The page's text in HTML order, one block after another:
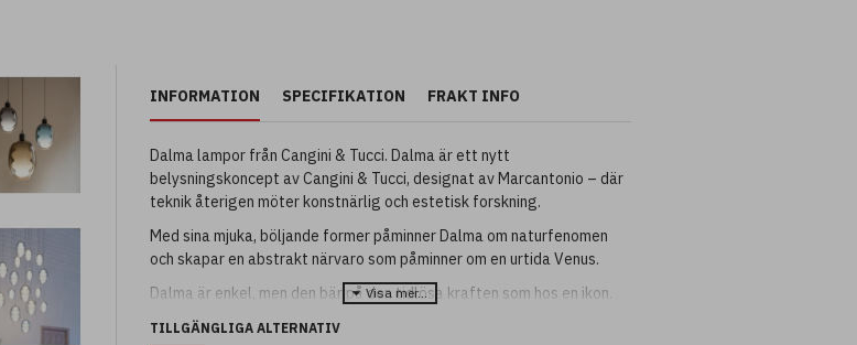
INFORMATION SPECIFIKATION FRAKT INFO
Dalma lampor från Cangini & Tucci. Dalma är ett nytt
belysningskoncept av Cangini & Tucci, designat av Marcantonio – där
teknik återigen möter konstnärlig och estetisk forskning.
Med sina mjuka, böljande former påminner Dalma om naturfenomen
och skapar en abstrakt närvaro som påminner om en urtida Venus.
Dalma är enkel, men den bär på den tidlösa kraften som hos en ikon.
Dalma-kollektionen finns som pendel, golvlampa och bordslampa och
TILLGÄNGLIGA ALTERNATIV